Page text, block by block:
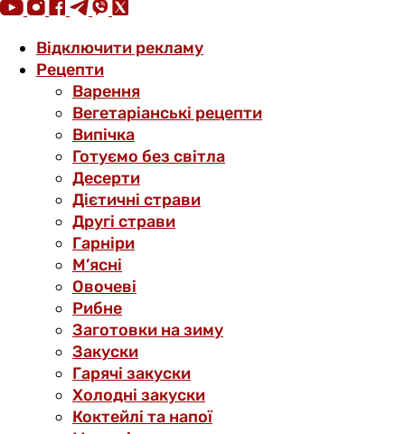
Відключити рекламу
Рецепти
Варення
Вегетаріанські рецепти
Випічка
Готуємо без світла
Десерти
Дієтичні страви
Другі страви
Гарніри
М’ясні
Овочеві
Рибне
Заготовки на зиму
Закуски
Гарячі закуски
Холодні закуски
Коктейлі та напої